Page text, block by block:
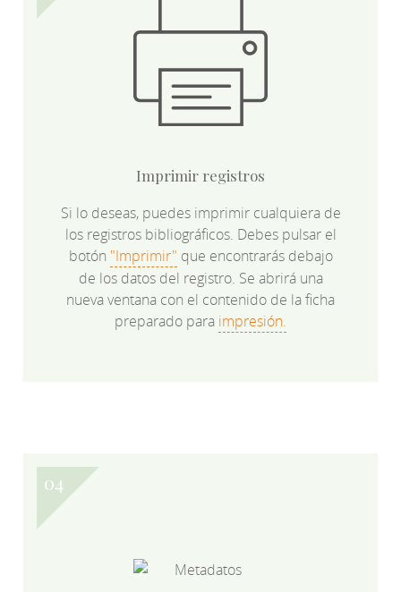
Imprimir registros
Si lo deseas, puedes imprimir cualquiera de
los registros bibliográficos. Debes pulsar el
botón "Imprimir" que encontrarás debajo
de los datos del registro. Se abrirá una
nueva ventana con el contenido de la ficha
preparado para impresión.